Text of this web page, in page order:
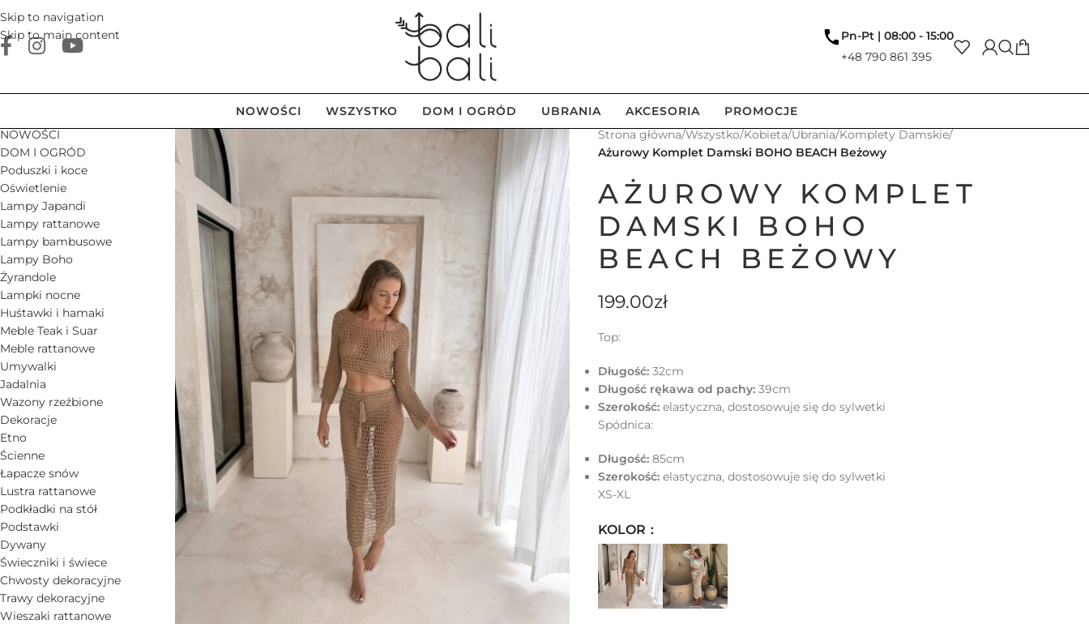
Skip to navigation
Skip to main content
+48 790 861 395
Pn-Pt | 08:00 - 15:00
NOWOŚCI WSZYSTKO DOM I OGRÓD UBRANIA AKCESORIA
PROMOCJE
NOWOŚCI
DOM I OGRÓD
Poduszki i koce
Oświetlenie
Lampy Japandi
Lampy rattanowe
Lampy bambusowe
Lampy Boho
Żyrandole
Lampki nocne
Huśtawki i hamaki
Meble Teak i Suar
Meble rattanowe
Umywalki
Jadalnia
Wazony rzeźbione
Dekoracje
Etno
Ścienne
Łapacze snów
Lustra rattanowe
Podkładki na stół
Podstawki
Dywany
Świeczniki i świece
Chwosty dekoracyjne
Trawy dekoracyjne
Wieszaki rattanowe
Strona główna/Wszystko/Kobieta/Ubrania/Komplety Damskie/
Ażurowy Komplet Damski BOHO BEACH Beżowy
AŻUROWY KOMPLET
DAMSKI BOHO
BEACH BEŻOWY
199.00zł
Top:
Długość:32cm
Długość rękawa od pachy:39cm
Szerokość:elastyczna, dostosowuje się do sylwetki
Spódnica:
Długość:85cm
Szerokość:elastyczna, dostosowuje się do sylwetki
XS-XL
KOLOR